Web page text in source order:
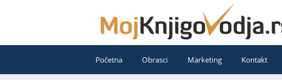
Početna Obrasci Marketing Kontakt